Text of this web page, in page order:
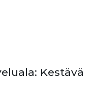
Kestävä